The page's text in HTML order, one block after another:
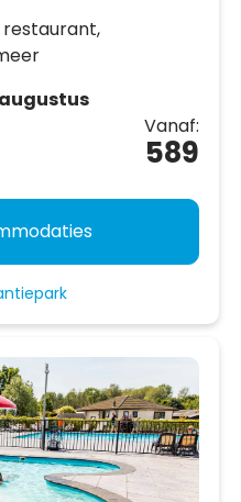
restaurant,
Vanaf:
589